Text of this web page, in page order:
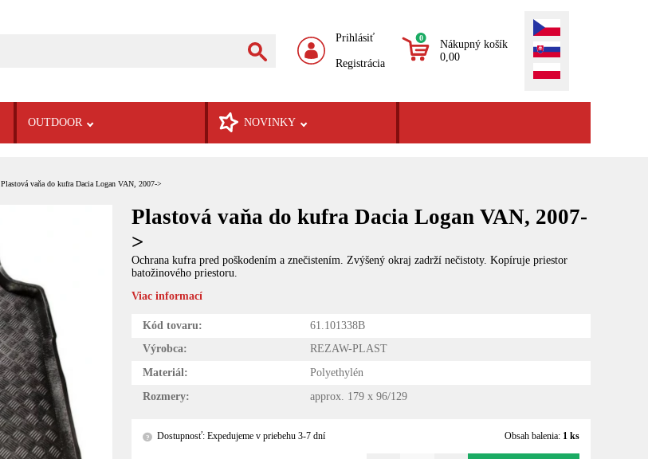
Prihlásiť
Registrácia
0
Nákupný košík
0,00
OUTDOOR NOVINKY
Plastová vaňa do kufra Dacia Logan VAN, 2007->
Plastová vaňa do kufra Dacia Logan VAN, 2007-
>
Ochrana kufra pred poškodením a znečistením. Zvýšený okraj zadrží nečistoty. Kopíruje priestor
batožinového priestoru.
Viac informací
Kód tovaru:
61.101338B
Výrobca:
REZAW-PLAST
Materiál:
Polyethylén
Rozmery:
approx. 179 x 96/129
? Dostupnosť: Expedujeme v priebehu 3-7 dní Obsah balenia: 1 ks